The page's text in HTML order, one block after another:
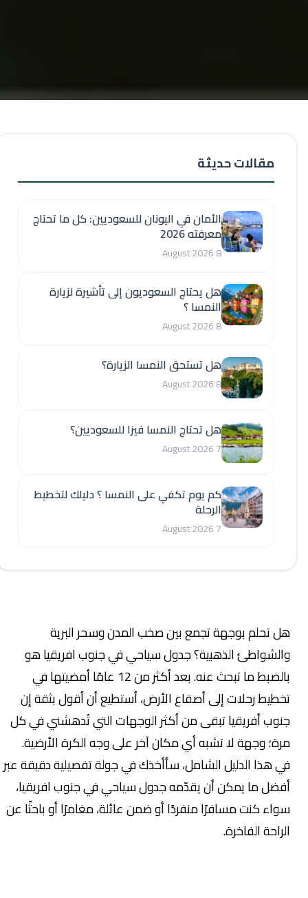
هل تحلم بوجهة تجمع بين صخب المدن وسحر البرية
والشواطئ الذهبية؟ جدول سياحي في جنوب افريقيا هو
بالضبط ما تبحث عنه. بعد أكثر من 12 عامًا أمضيتها في
تخطيط رحلات إلى أصقاع الأرض، أستطيع أن أقول بثقة إن
جنوب أفريقيا تبقى من أكثر الوجهات التي تُدهشني في كل
مرة؛ وجهة لا تشبه أي مكان آخر على وجه الكرة الأرضية.
في هذا الدليل الشامل، سأأخذك في جولة تفصيلية دقيقة عبر
أفضل ما يمكن أن يقدّمه جدول سياحي في جنوب افريقيا،
سواء كنت مسافرًا منفردًا أو ضمن عائلة، مغامرًا أو باحثًا عن
الراحة الفاخرة.
مقالات حديثة
الأمان في اليونان للسعوديين: كل ما تحتاج
معرفته 2026
8 August 2026
هل يحتاج السعوديون إلى تأشيرة لزيارة
النمسا ؟
8 August 2026
هل تستحق النمسا الزيارة؟
8 August 2026
هل تحتاج النمسا فيزا للسعوديين؟
7 August 2026
كم يوم تكفي على النمسا ؟ دليلك لتخطيط
الرحلة
7 August 2026